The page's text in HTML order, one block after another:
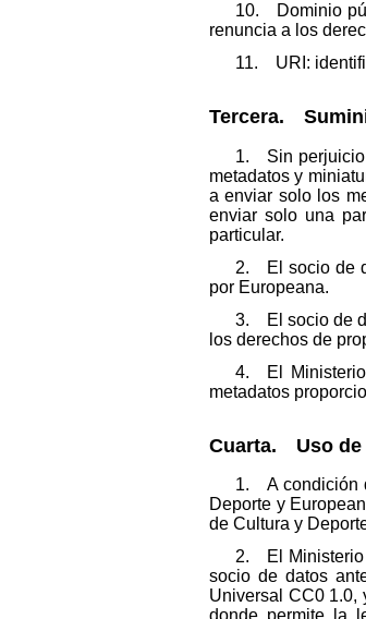
10. Dominio
renuncia a los
11. URI:
Tercera.
1. Sin perjuicio
metadatos y
a enviar solo los
enviar solo una
particular.
2. El socio de
por Europeana.
3. El socio de
los derechos de
4. El Ministerio
metadatos
Cuarta. Uso de
1. A condición
Deporte y
de Cultura y
2. El Ministerio
socio de datos
Universal CC0 1.0,